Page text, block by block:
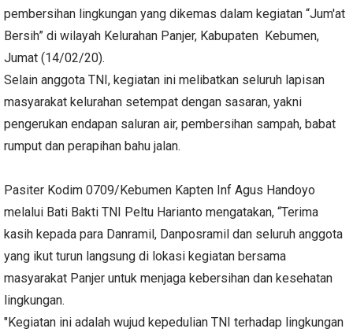
pembersihan lingkungan yang dikemas dalam kegiatan “Jum'at
Bersih” di wilayah Kelurahan Panjer, Kabupaten Kebumen,
Jumat (14/02/20).
Selain anggota TNI, kegiatan ini melibatkan seluruh lapisan
masyarakat kelurahan setempat dengan sasaran, yakni
pengerukan endapan saluran air, pembersihan sampah, babat
rumput dan perapihan bahu jalan.
Pasiter Kodim 0709/Kebumen Kapten Inf Agus Handoyo
melalui Bati Bakti TNI Peltu Harianto mengatakan, “Terima
kasih kepada para Danramil, Danposramil dan seluruh anggota
yang ikut turun langsung di lokasi kegiatan bersama
masyarakat Panjer untuk menjaga kebersihan dan kesehatan
lingkungan.
"Kegiatan ini adalah wujud kepedulian TNI terhadap lingkungan